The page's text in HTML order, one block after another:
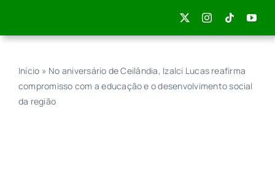
content
Início » No aniversário de Ceilândia, Izalci Lucas reafirma
compromisso com a educação e o desenvolvimento social
da região